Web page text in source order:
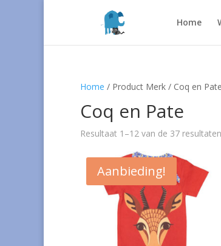
Home
Home / Product Merk / Coq en Pate
Coq en Pate
Resultaat 1–12 van de 37
Aanbieding!